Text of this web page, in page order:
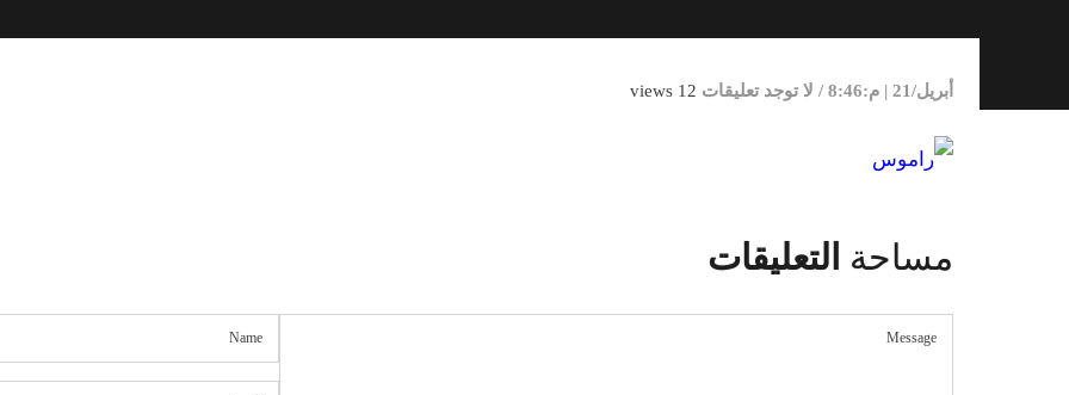
أبريل/21 | م:8:46 / لا توجد تعليقات 12 views
مساحة التعليقات